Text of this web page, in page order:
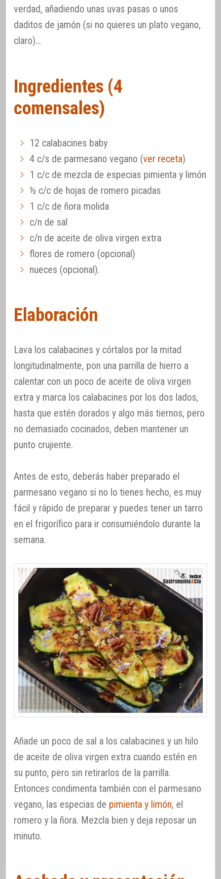
verdad, añadiendo unas uvas pasas o unos
daditos de jamón (si no quieres un plato vegano,
claro)…
Ingredientes (4
comensales)
12 calabacines baby
4 c/s de parmesano vegano (ver receta)
1 c/c de mezcla de especias pimienta y limón
½ c/c de hojas de romero picadas
1 c/c de ñora molida
c/n de sal
c/n de aceite de oliva virgen extra
flores de romero (opcional)
nueces (opcional).
Elaboración
Lava los calabacines y córtalos por la mitad
longitudinalmente, pon una parrilla de hierro a
calentar con un poco de aceite de oliva virgen
extra y marca los calabacines por los dos lados,
hasta que estén dorados y algo más tiernos, pero
no demasiado cocinados, deben mantener un
punto crujiente.
Antes de esto, deberás haber preparado el
parmesano vegano si no lo tienes hecho, es muy
fácil y rápido de preparar y puedes tener un tarro
en el frigorífico para ir consumiéndolo durante la
semana.
Añade un poco de sal a los calabacines y un hilo
de aceite de oliva virgen extra cuando estén en
su punto, pero sin retirarlos de la parrilla.
Entonces condimenta también con el parmesano
vegano, las especias de pimienta y limón, el
romero y la ñora. Mezcla bien y deja reposar un
minuto.